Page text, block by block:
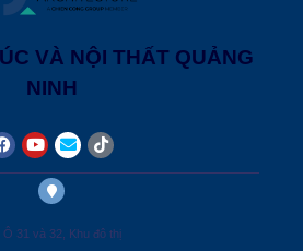
VÀ NỘI THẤT QUẢNG
NINH
31 và 32, Khu đô thị